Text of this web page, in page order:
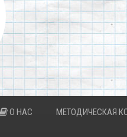
О НАС МЕТОДИЧЕСКАЯ